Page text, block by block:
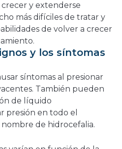
y extenderse
más difíciles de tratar y
de volver a crecer
y los síntomas
síntomas al presionar
También pueden
de líquido
presión en todo el
de hidrocefalia.